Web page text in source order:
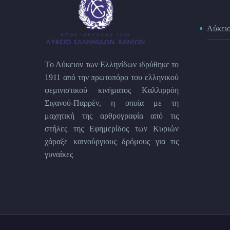
Tο Λύκειον των Eλληνίδων ιδρύθηκε το
1911 από την πρωτοπόρο του ελληνικού
φεμινιστικού κινήματος Kαλλιρρόη
Σιγανού-Παρρέν, η οποία με τη
μαχητική της αρθρογραφία από τις
στήλες της Εφημερίδος των Kυριών
χάραξε καινούργιους δρόμους για τις
γυναίκες